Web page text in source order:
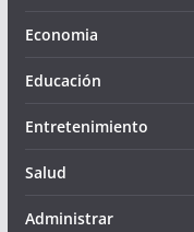
Economia
Educación
Entretenimiento
Salud
Administrar